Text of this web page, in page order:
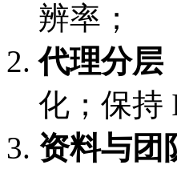
辨率；
代理分层
化；保持
资料与团